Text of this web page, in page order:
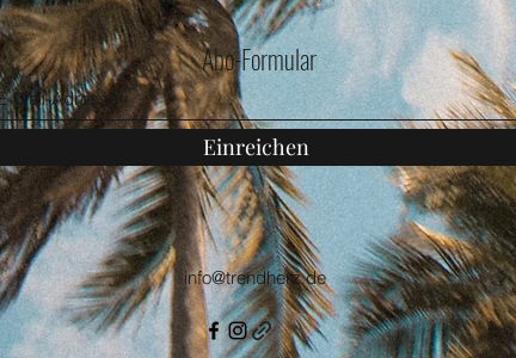
Abo-Formular
Einreichen
info@trendherz.de